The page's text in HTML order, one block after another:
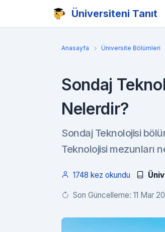
Üniversiteni Tanıt
Anasayfa Üniversite Bölümleri
Sondaj
Nelerdir?
Sondaj Teknolojisi
Teknolojisi mezunları
1748 kez okundu
Son Güncelleme: 11 Mar